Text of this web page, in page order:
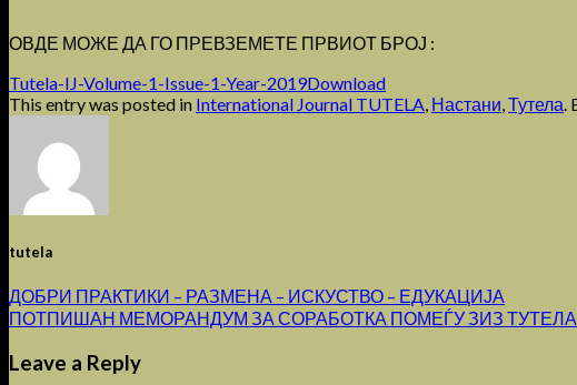
ОВДЕ МОЖЕ ДА ГО ПРЕВЗЕМЕТЕ ПРВИОТ БРОЈ :
Tutela-IJ-Volume-1-Issue-1-Year-2019Download
This entry was posted in International Journal TUTELA, Настани,Тутела.
tutela
ДОБРИ ПРАКТИКИ – РАЗМЕНА – ИСКУСТВО – ЕДУКАЦИЈА
ПОТПИШАН МЕМОРАНДУМ ЗА СОРАБОТКА ПОМЕЃУ ЗИЗ
Leave a Reply